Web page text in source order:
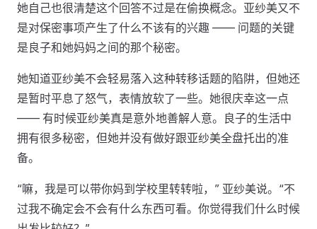
她自己也很清楚这个回答不过是在偷换概念。亚纱美又不
是对保密事项产生了什么不该有的兴趣 —— 问题的关键
是良子和她妈妈之间的那个秘密。
她知道亚纱美不会轻易落入这种转移话题的陷阱，但她还
是暂时平息了怒气，表情放软了一些。她很庆幸这一点
—— 有时候亚纱美真是意外地善解人意。良子的生活中
拥有很多秘密，但她并没有做好跟亚纱美全盘托出的准
备。
“嘛，我是可以带你妈到学校里转转啦，” 亚纱美说。“不
过我不确定会不会有什么东西可看。你觉得我们什么时候